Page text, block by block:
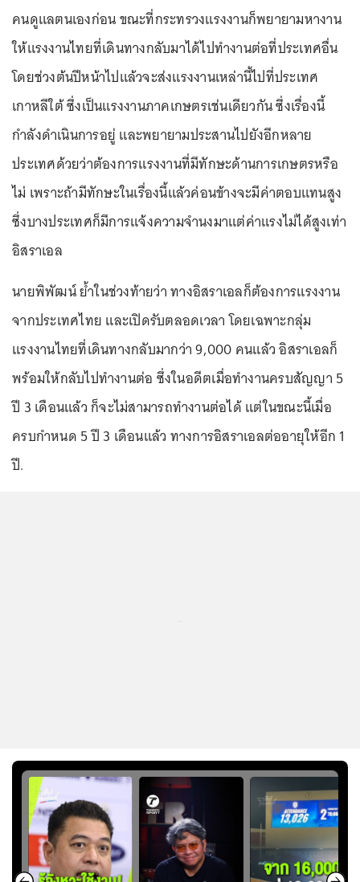
คนดูแลตนเองก่อน ขณะที่กระทรวงแรงงานก็พยายามหางาน
ให้แรงงานไทยที่เดินทางกลับมาได้ไปทำงานต่อที่ประเทศอื่น
โดยช่วงต้นปีหน้าไปแล้วจะส่งแรงงานเหล่านี้ไปที่ประเทศ
เกาหลีใต้ ซึ่งเป็นแรงงานภาคเกษตรเช่นเดียวกัน ซึ่งเรื่องนี้
กำลังดำเนินการอยู่ และพยายามประสานไปยังอีกหลาย
ประเทศด้วยว่าต้องการแรงงานที่มีทักษะด้านการเกษตรหรือ
ไม่ เพราะถ้ามีทักษะในเรื่องนี้แล้วค่อนข้างจะมีค่าตอบแทนสูง
ซึ่งบางประเทศก็มีการแจ้งความจำนงมาแต่ค่าแรงไม่ได้สูงเท่า
อิสราเอล
นายพิพัฒน์ ย้ำในช่วงท้ายว่า ทางอิสราเอลก็ต้องการแรงงาน
จากประเทศไทย และเปิดรับตลอดเวลา โดยเฉพาะกลุ่ม
แรงงานไทยที่เดินทางกลับมากว่า 9,000 คนแล้ว อิสราเอลก็
พร้อมให้กลับไปทำงานต่อ ซึ่งในอดีตเมื่อทำงานครบสัญญา 5
ปี 3 เดือนแล้ว ก็จะไม่สามารถทำงานต่อได้ แต่ในขณะนี้เมื่อ
ครบกำหนด 5 ปี 3 เดือนแล้ว ทางการอิสราเอลต่ออายุให้อีก 1
ปี.